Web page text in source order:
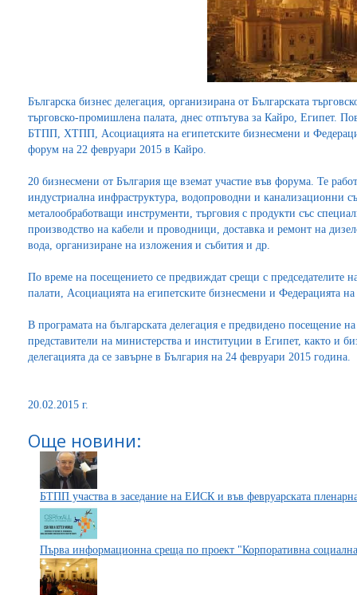
Българска бизнес делегация, организирана от Българската
търговско-промишлена палата, днес отпътува за Кайро, Египет.
БТПП, ХТПП, Асоциацията на египетските бизнесмени и
форум на 22 февруари 2015 в Кайро.
20 бизнесмени от България ще вземат участие във форума. Те
индустриална инфраструктура, водопроводни и канализационни
металообработващи инструменти, търговия с продукти със
производство на кабели и проводници, доставка и ремонт на
вода, организиране на изложения и събития и др.
По време на посещението се предвиждат срещи с председателите
палати, Асоциацията на египетските бизнесмени и Федерацията
В програмата на българската делегация е предвидено посещение
представители на министерства и институции в Египет, както и
делегацията да се завърне в България на 24 февруари 2015 година.
20.02.2015 г.
Още новини:
БТПП участва в заседание на ЕИСК и във февруарската
Първа информационна среща по проект "Корпоративна социална